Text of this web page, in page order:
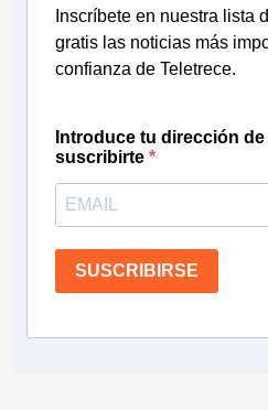
Inscríbete en nuestra lista
gratis las noticias más
confianza de Teletrece.
Introduce tu dirección
suscribirte
SUSCRIBIRSE